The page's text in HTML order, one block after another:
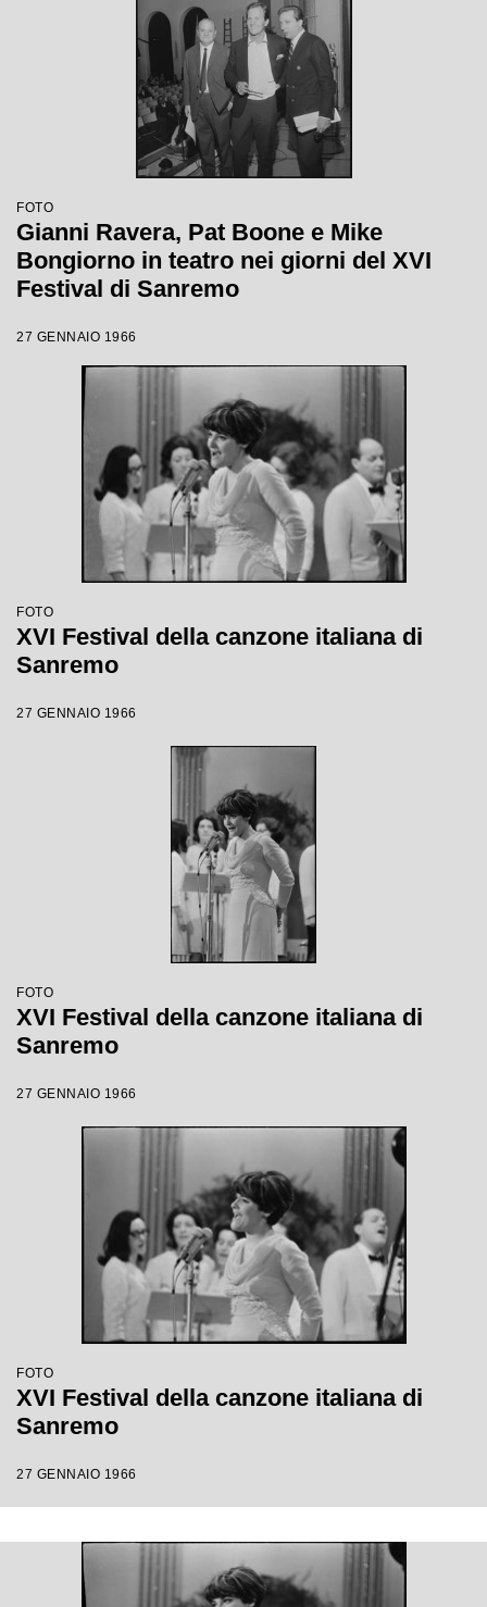
FOTO
Gianni Ravera, Pat Boone e Mike
Bongiorno in teatro nei giorni del XVI
Festival di Sanremo
27 GENNAIO 1966
FOTO
XVI Festival della canzone italiana di
Sanremo
27 GENNAIO 1966
FOTO
XVI Festival della canzone italiana di
Sanremo
27 GENNAIO 1966
FOTO
XVI Festival della canzone italiana di
Sanremo
27 GENNAIO 1966